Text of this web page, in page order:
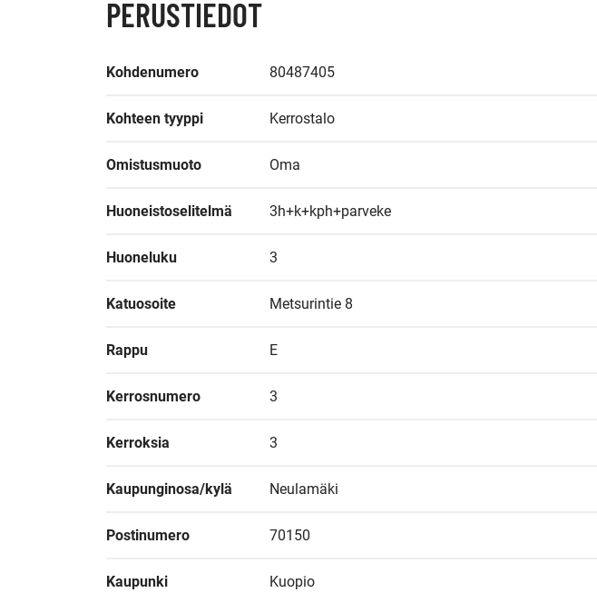
PERUSTIEDOT
Kohdenumero 80487405
Kohteen tyyppi Kerrostalo
Omistusmuoto Oma
Huoneistoselitelmä 3h+k+kph+parveke
Huoneluku 3
Katuosoite Metsurintie 8
Rappu E
Kerrosnumero 3
Kerroksia 3
Kaupunginosa/kylä Neulamäki
Postinumero 70150
Kaupunki Kuopio